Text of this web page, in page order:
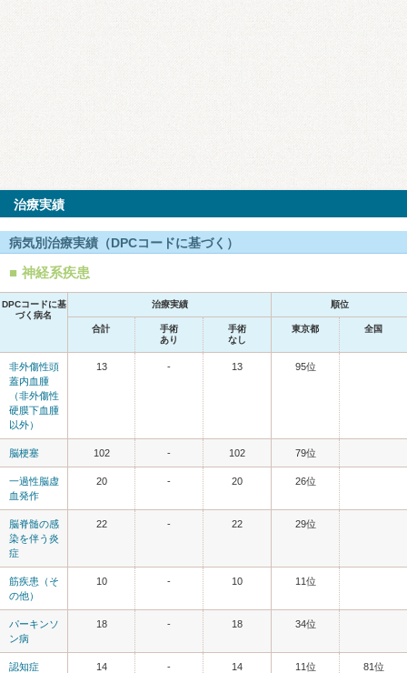
治療実績
病気別治療実績（DPCコードに基づく）
神経系疾患
DPCコードに基
づく病名
治療実績 順位
合計
手術
あり
手術
なし
東京都 全国
非外傷性頭
蓋内血腫
（非外傷性
硬膜下血腫
以外）
13 - 13 95位
脳梗塞 102 - 102 79位
一過性脳虚
血発作
20 - 20 26位
脳脊髄の感
染を伴う炎
症
22 - 22 29位
筋疾患（そ
の他）
10 - 10 11位
パーキンソ
ン病
18 - 18 34位
認知症 14 - 14 11位 81位